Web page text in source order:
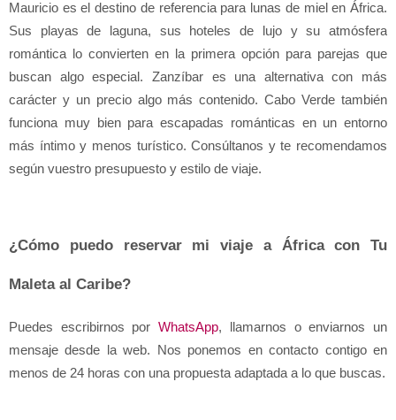
Mauricio es el destino de referencia para lunas de miel en África.
Sus playas de laguna, sus hoteles de lujo y su atmósfera
romántica lo convierten en la primera opción para parejas que
buscan algo especial. Zanzíbar es una alternativa con más
carácter y un precio algo más contenido. Cabo Verde también
funciona muy bien para escapadas románticas en un entorno
más íntimo y menos turístico. Consúltanos y te recomendamos
según vuestro presupuesto y estilo de viaje.
¿Cómo puedo reservar mi viaje a África con Tu
Maleta al Caribe?
Puedes escribirnos por WhatsApp, llamarnos o enviarnos un
mensaje desde la web. Nos ponemos en contacto contigo en
menos de 24 horas con una propuesta adaptada a lo que buscas.